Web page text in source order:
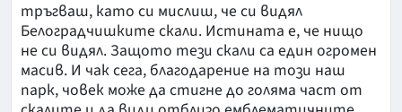
тръгваш, като си мислиш, че си видял
Белоградчишките скали. Истината е, че нищо
не си видял. Защото тези скали са един огромен
масив. И чак сега, благодарение на този наш
парк, човек може да стигне до голяма част от